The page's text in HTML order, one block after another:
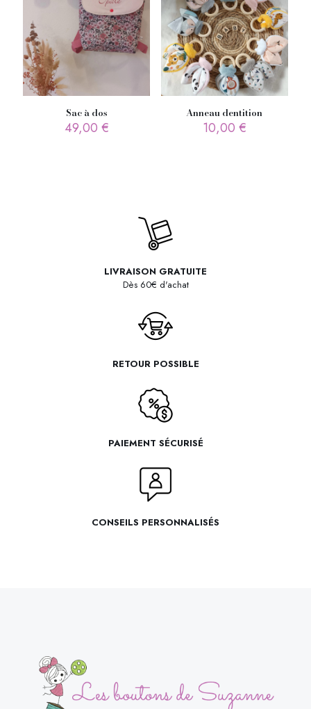
Sac à dos
49,00 €
Anneau dentition
10,00 €
LIVRAISON GRATUITE
Dès 60€ d'achat
RETOUR POSSIBLE
PAIEMENT SÉCURISÉ
CONSEILS PERSONNALISÉS